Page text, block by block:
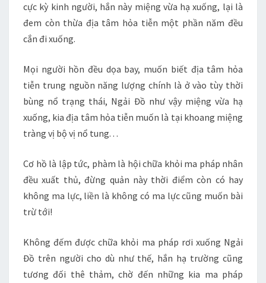
cực kỳ kinh người, hắn này miệng vừa hạ xuống, lại là
đem còn thừa địa tâm hỏa tiễn một phần năm đều
cắn đi xuống.
Mọi người hồn đều dọa bay, muốn biết địa tâm hỏa
tiễn trung nguồn năng lượng chính là ở vào tùy thời
bùng nổ trạng thái, Ngải Đồ như vậy miệng vừa hạ
xuống, kia địa tâm hỏa tiễn muốn là tại khoang miệng
tràng vị bộ vị nổ tung. . .
Cơ hồ là lập tức, phàm là hội chữa khỏi ma pháp nhân
đều xuất thủ, đừng quản này thời điểm còn có hay
không ma lực, liền là không có ma lực cũng muốn bài
trừ tới!
Không đếm được chữa khỏi ma pháp rơi xuống Ngải
Đồ trên người cho dù như thế, hắn hạ trường cũng
tương đối thê thảm, chờ đến những kia ma pháp